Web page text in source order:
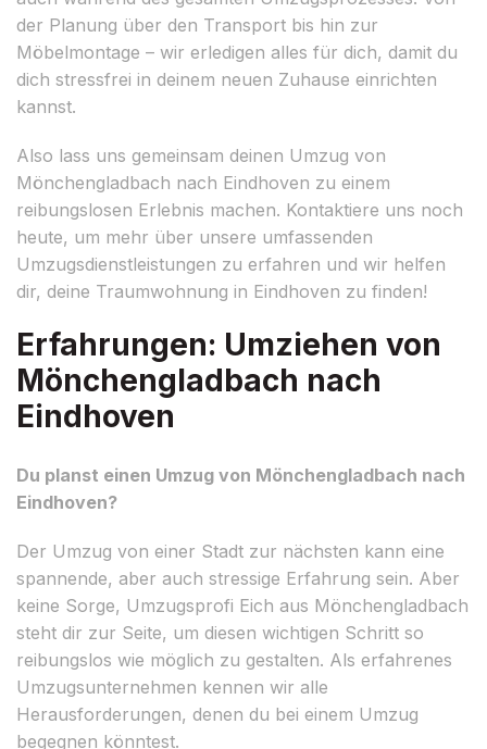
der Planung über den Transport bis hin zur
Möbelmontage – wir erledigen alles für dich, damit du
dich stressfrei in deinem neuen Zuhause einrichten
kannst.
Also lass uns gemeinsam deinen Umzug von
Mönchengladbach nach Eindhoven zu einem
reibungslosen Erlebnis machen. Kontaktiere uns noch
heute, um mehr über unsere umfassenden
Umzugsdienstleistungen zu erfahren und wir helfen
dir, deine Traumwohnung in Eindhoven zu finden!
Erfahrungen: Umziehen von
Mönchengladbach nach
Eindhoven
Du planst einen Umzug von Mönchengladbach nach
Eindhoven?
Der Umzug von einer Stadt zur nächsten kann eine
spannende, aber auch stressige Erfahrung sein. Aber
keine Sorge, Umzugsprofi Eich aus Mönchengladbach
steht dir zur Seite, um diesen wichtigen Schritt so
reibungslos wie möglich zu gestalten. Als erfahrenes
Umzugsunternehmen kennen wir alle
Herausforderungen, denen du bei einem Umzug
begegnen könntest.